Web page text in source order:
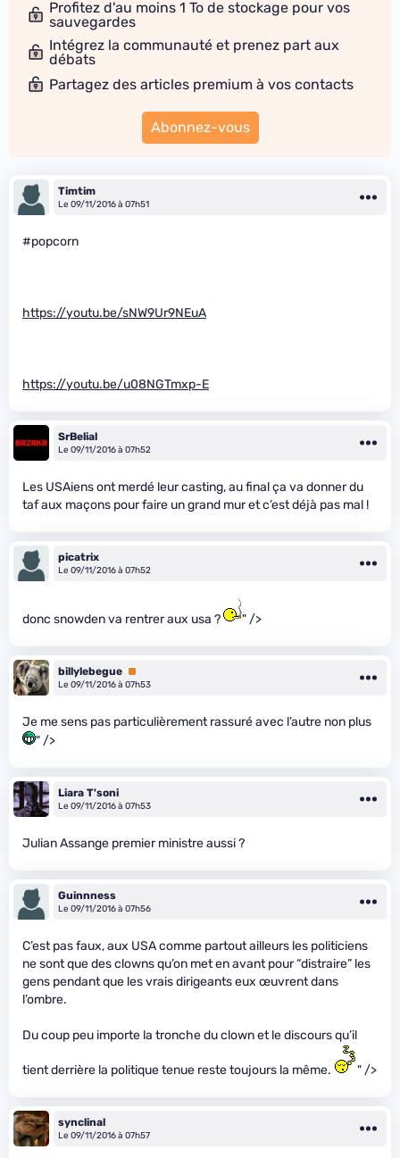
Profitez d'au moins 1 To de stockage pour vos
sauvegardes
Intégrez la communauté et prenez part aux
débats
Partagez des articles premium à vos contacts
Abonnez-vous
Timtim
Le 09/11/2016 à 07h51
#popcorn
https://youtu.be/sNW9Ur9NEuA
https://youtu.be/u08NGTmxp-E
SrBelial
Le 09/11/2016 à 07h52
Les USAiens ont merdé leur casting, au final ça va donner du
taf aux maçons pour faire un grand mur et c’est déjà pas mal !
picatrix
Le 09/11/2016 à 07h52
donc snowden va rentrer aux usa ? " />
billylebegue Premium
Le 09/11/2016 à 07h53
Je me sens pas particulièrement rassuré avec l’autre non plus
" />
Liara T'soni
Le 09/11/2016 à 07h53
Julian Assange premier ministre aussi ?
Guinnness
Le 09/11/2016 à 07h56
C’est pas faux, aux USA comme partout ailleurs les politiciens
ne sont que des clowns qu’on met en avant pour “distraire” les
gens pendant que les vrais dirigeants eux œuvrent dans
l’ombre.
Du coup peu importe la tronche du clown et le discours qu’il
tient derrière la politique tenue reste toujours la même. " />
synclinal
Le 09/11/2016 à 07h57